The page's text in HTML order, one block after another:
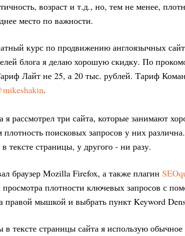
возраст и т.д., но, тем не менее,
место по важности.
курс по продвижению англоязычных
блога я делаю хорошую скидку. По
Лайт не 25, а 20 тыс. рублей. Тариф
.
я рассмотрел три сайта, которые занимают
поисковых запросов у них
в тексте страницы, у другого - ни разу.
браузер Mozilla Firefox, а также плагин
плотности ключевых запросов с
правой мышкой и выбрать пункт Keyword
тексте страницы сайта я использую